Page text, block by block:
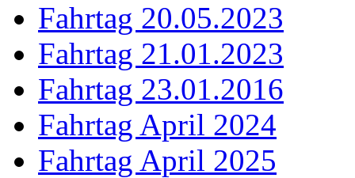
Fahrtag 20.05.2023
Fahrtag 21.01.2023
Fahrtag 23.01.2016
Fahrtag April 2024
Fahrtag April 2025